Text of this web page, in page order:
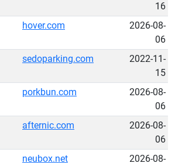
16
hover.com
2026-08-
06
sedoparking.com
2022-11-
15
porkbun.com
2026-08-
06
afternic.com
2026-08-
06
neubox.net
2026-08-